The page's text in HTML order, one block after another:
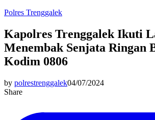
Polres Trenggalek
Kapolres Trenggalek Ikuti
Menembak Senjata Ringan
Kodim 0806
by polrestrenggalek04/07/2024
Share